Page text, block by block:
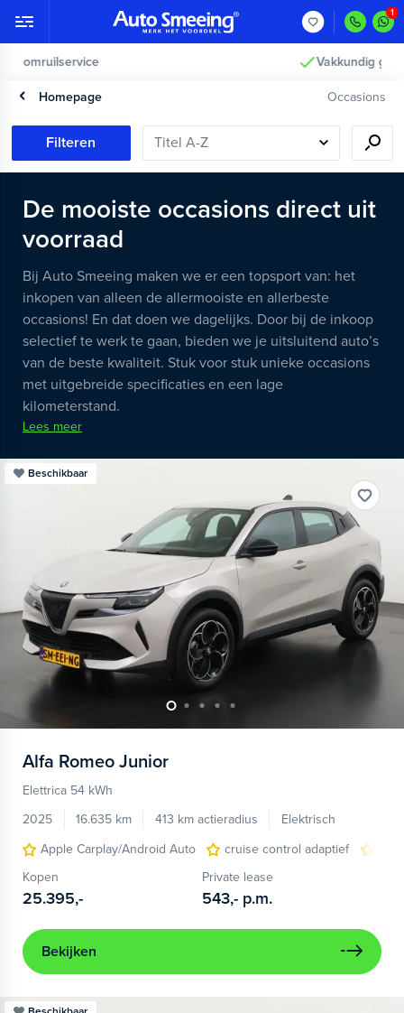
Homepage Occasions
Filteren
De mooiste occasions direct uit
voorraad
Bij Auto Smeeing maken we er een topsport van: het
inkopen van alleen de allermooiste en allerbeste
occasions! En dat doen we dagelijks. Door bij de inkoop
selectief te werk te gaan, bieden we je uitsluitend auto’s
van de beste kwaliteit. Stuk voor stuk unieke occasions
met uitgebreide specificaties en een lage
kilometerstand.
Lees meer
Beschikbaar
Alfa Romeo Junior
Elettrica 54 kWh
2025
16.635 km 413 km actieradius
Elektrisch
Apple Carplay/Android Auto
cruise control adaptief
Kopen
25.395,-
Private lease
543,- p.m.
Bekijken